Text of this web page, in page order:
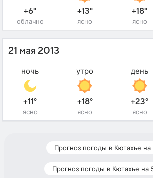
+6°
облачно
+13°
ясно
+18°
ясно
21 мая 2013
ночь
+11°
ясно
утро
+18°
ясно
день
+23°
ясно
Прогноз погоды в Кютахье на
Прогноз погоды в Кютахье на